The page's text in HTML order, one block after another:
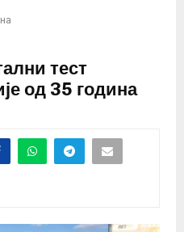
тест
од 35 година